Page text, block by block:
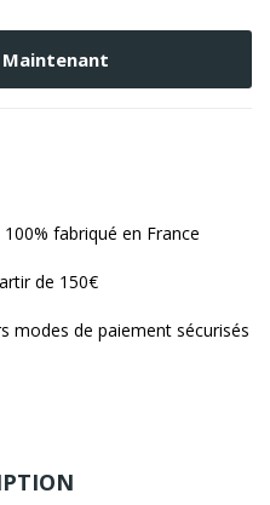
100% fabriqué en France
de 150€
modes de paiement sécurisés